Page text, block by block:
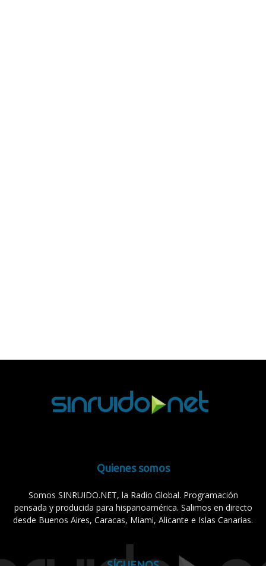
Quienes somos
Somos SINRUIDO.NET, la Radio Global. Programación
pensada y producida para hispanoamérica. Salimos en directo
desde Buenos Aires, Caracas, Miami, Alicante e Islas Canarias.